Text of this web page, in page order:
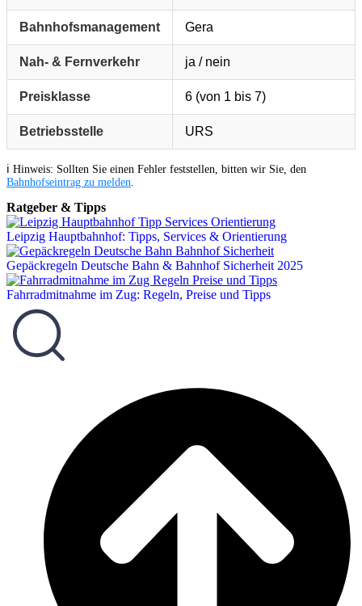
Bahnhofsmanagement Gera
Nah- & Fernverkehr ja / nein
Preisklasse 6 (von 1 bis 7)
Betriebsstelle URS
ℹ️ Hinweis: Sollten Sie einen Fehler feststellen, bitten wir Sie, den
Bahnhofseintrag zu melden
Ratgeber & Tipps
Leipzig Hauptbahnhof: Tipps, Services & Orientierung
Gepäckregeln Deutsche Bahn & Bahnhof Sicherheit 2025
Fahrradmitnahme im Zug: Regeln, Preise und Tipps